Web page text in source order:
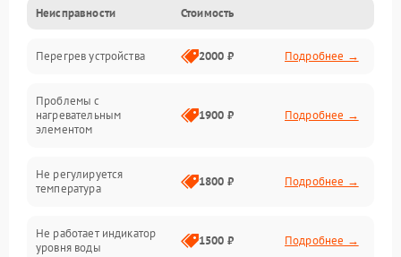
Парообразование
Герметичность
Механика
Неисправности Стоимость
Перегрев устройства 2000 ₽ Подробнее →
Проблемы с
нагревательным
элементом
1900 ₽ Подробнее →
Не регулируется
температура
1800 ₽ Подробнее →
Не работает индикатор
уровня воды
1500 ₽ Подробнее →